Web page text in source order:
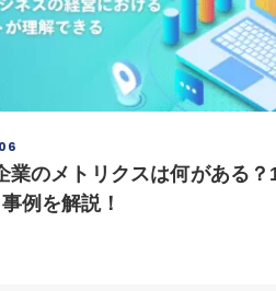
業のメトリクスは何がある？
例を解説！